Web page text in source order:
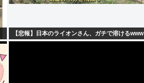
【悲報】日本のライオンさん、ガチで溶けるwww